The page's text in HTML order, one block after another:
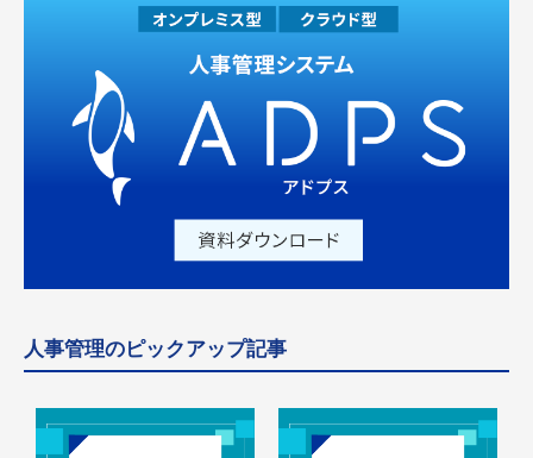
人事管理のピックアップ記事